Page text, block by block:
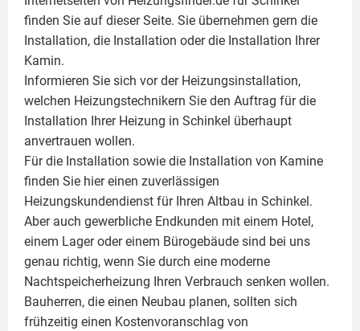
finden Sie auf dieser Seite. Sie übernehmen gern die
Installation, die Installation oder die Installation Ihrer
Kamin.
Informieren Sie sich vor der Heizungsinstallation,
welchen Heizungstechnikern Sie den Auftrag für die
Installation Ihrer Heizung in Schinkel überhaupt
anvertrauen wollen.
Für die Installation sowie die Installation von Kamine
finden Sie hier einen zuverlässigen
Heizungskundendienst für Ihren Altbau in Schinkel.
Aber auch gewerbliche Endkunden mit einem Hotel,
einem Lager oder einem Bürogebäude sind bei uns
genau richtig, wenn Sie durch eine moderne
Nachtspeicherheizung Ihren Verbrauch senken wollen.
Bauherren, die einen Neubau planen, sollten sich
frühzeitig einen Kostenvoranschlag von